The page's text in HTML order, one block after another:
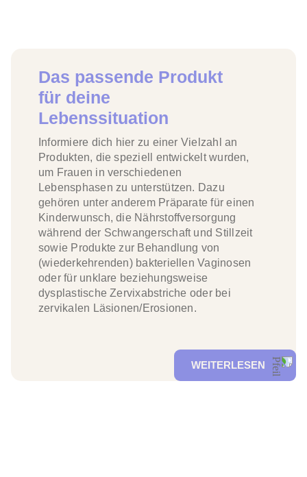
Das passende Produkt
für deine
Lebenssituation
Informiere dich hier zu einer Vielzahl an
Produkten, die speziell entwickelt wurden,
um Frauen in verschiedenen
Lebensphasen zu unterstützen. Dazu
gehören unter anderem Präparate für einen
Kinderwunsch, die Nährstoffversorgung
während der Schwangerschaft und Stillzeit
sowie Produkte zur Behandlung von
(wiederkehrenden) bakteriellen Vaginosen
oder für unklare beziehungsweise
dysplastische Zervixabstriche oder bei
zervikalen Läsionen/Erosionen.
WEITERLESEN